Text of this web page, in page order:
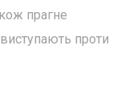
прагне
виступають проти